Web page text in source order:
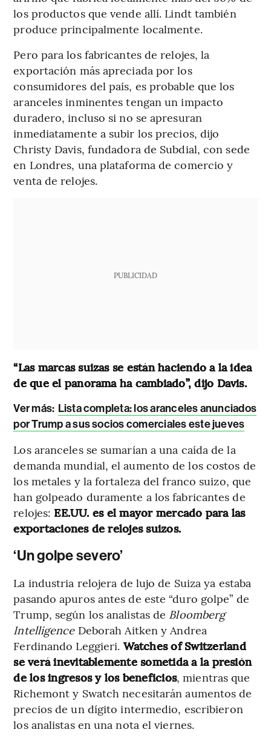
los productos que vende allí. Lindt también
produce principalmente localmente.
Pero para los fabricantes de relojes, la
exportación más apreciada por los
consumidores del país, es probable que los
aranceles inminentes tengan un impacto
duradero, incluso si no se apresuran
inmediatamente a subir los precios, dijo
Christy Davis, fundadora de Subdial, con sede
en Londres, una plataforma de comercio y
venta de relojes.
PUBLICIDAD
“Las marcas suizas se están haciendo a la idea
de que el panorama ha cambiado”, dijo Davis.
Ver más: Lista completa: los aranceles anunciados
por Trump a sus socios comerciales este jueves
Los aranceles se sumarían a una caída de la
demanda mundial, el aumento de los costos de
los metales y la fortaleza del franco suizo, que
han golpeado duramente a los fabricantes de
relojes: EE.UU. es el mayor mercado para las
exportaciones de relojes suizos.
‘Un golpe severo’
La industria relojera de lujo de Suiza ya estaba
pasando apuros antes de este “duro golpe” de
Trump, según los analistas de Bloomberg
IntelligenceDeborah Aitken y Andrea
Ferdinando Leggieri. Watches of Switzerland
se verá inevitablemente sometida a la presión
de los ingresos y los beneficios, mientras que
Richemont y Swatch necesitarán aumentos de
precios de un dígito intermedio, escribieron
los analistas en una nota el viernes.